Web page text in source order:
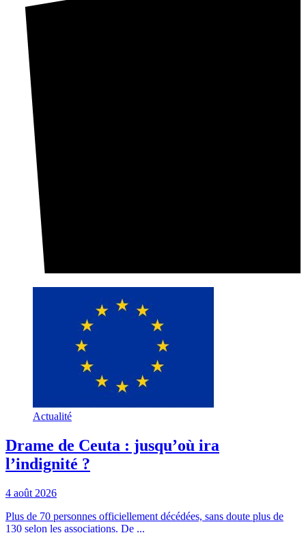
Actualité
Drame de Ceuta : jusqu’où ira
l’indignité ?
4 août 2026
Plus de 70 personnes officiellement décédées, sans doute plus de
130 selon les associations. De ...